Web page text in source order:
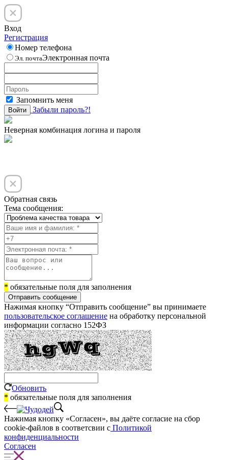
Вход
Регистрация
Номер телефона
Эл. почтаЭлектронная почта
Запомнить меня
Войти Забыли пароль?!
Неверная комбинация логина и пароля
Обратная связь
Тема сообщения:
* обязательные поля для заполнения
Отправить сообщение
Нажимая кнопку “Отправить сообщение” вы принимаете
пользовательское соглашение на обработку персональной
информации согласно 152ФЗ
Обновить
* обязательные поля для заполнения
Нажимая кнопку «Согласен», вы даёте cогласие на сбор
cookie-файлов в соответсвии с Политикой
конфиденциальности
Согласен